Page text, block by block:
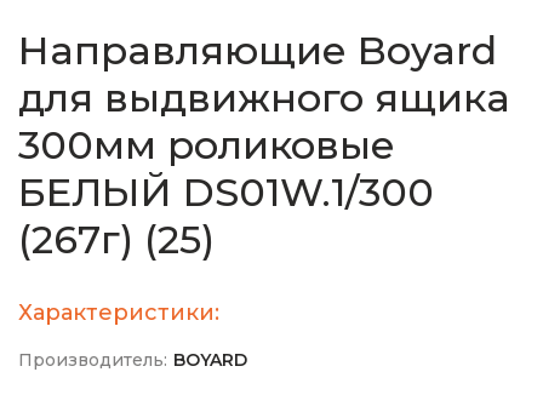
Направляющие Boyard
для выдвижного ящика
300мм роликовые
БЕЛЫЙ DS01W.1/300
(267г) (25)
Характеристики:
Производитель: BOYARD